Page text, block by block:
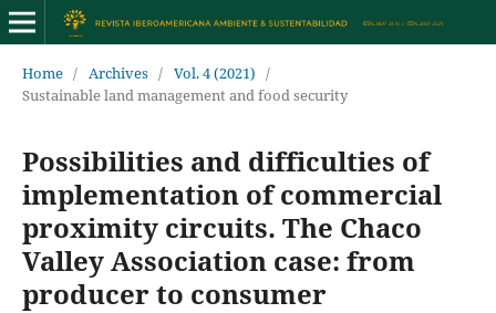
Home / Archives / Vol. 4 (2021) /
Sustainable land management and food security
Possibilities and difficulties of
implementation of commercial
proximity circuits. The Chaco
Valley Association case: from
producer to consumer